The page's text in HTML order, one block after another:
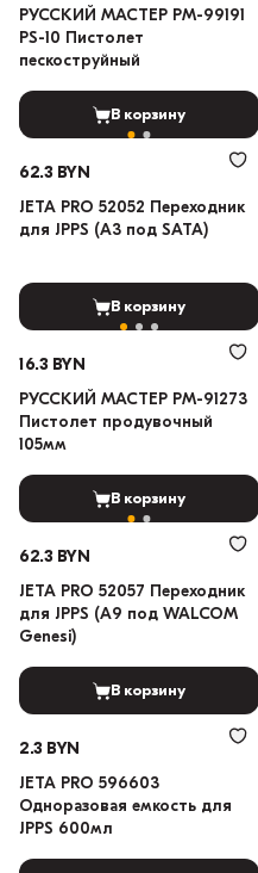
РУССКИЙ МАСТЕР РМ-99191
PS-10 Пистолет
пескоструйный
В корзину
62.3 BYN
JETA PRO 52052 Переходник
для JPPS (A3 под SATA)
В корзину
16.3 BYN
РУССКИЙ МАСТЕР РМ-91273
Пистолет продувочный
105мм
В корзину
62.3 BYN
JETA PRO 52057 Переходник
для JPPS (A9 под WALCOM
Genesi)
В корзину
2.3 BYN
JETA PRO 596603
Одноразовая емкость для
JPPS 600мл